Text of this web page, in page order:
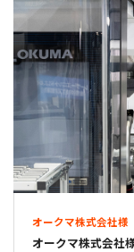
オークマ株式会社様
オークマ株式会社